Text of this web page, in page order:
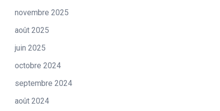
novembre 2025
août 2025
juin 2025
octobre 2024
septembre 2024
août 2024